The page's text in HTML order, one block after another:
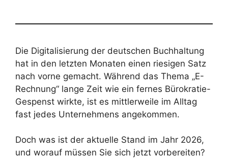
Die Digitalisierung der deutschen Buchhaltung
hat in den letzten Monaten einen riesigen Satz
nach vorne gemacht. Während das Thema „E-
Rechnung“ lange Zeit wie ein fernes Bürokratie-
Gespenst wirkte, ist es mittlerweile im Alltag
fast jedes Unternehmens angekommen.
Doch was ist der aktuelle Stand im Jahr 2026,
und worauf müssen Sie sich jetzt vorbereiten?